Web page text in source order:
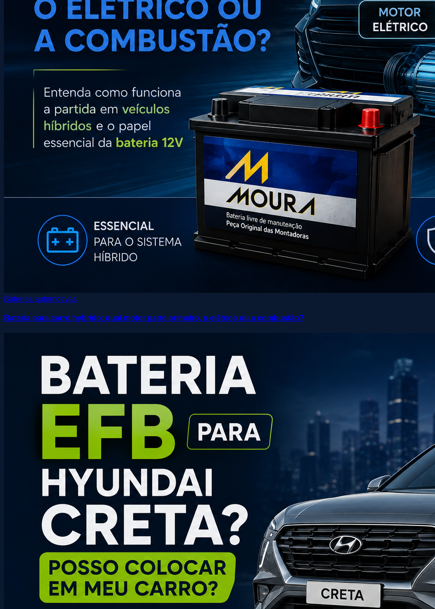
Baterias automotivas
Bateria para carro hybrido: qual motor parte primeiro, o elétrico ou a combustão?